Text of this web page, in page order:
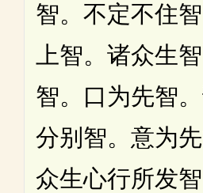
智。不定不住
上智。诸众生
智。口为先智
分别智。意为
众生心行所发